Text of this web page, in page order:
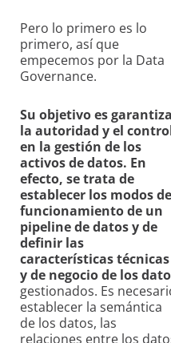
Pero lo primero es lo
primero, así que
empecemos por la Data
Governance.
Su objetivo es
la autoridad y el
en la gestión de los
activos de datos. En
efecto, se trata de
establecer los modos de
funcionamiento de un
pipeline de datos y de
definir las
características técnicas
y de negocio de los
gestionados. Es
establecer la semántica
de los datos, las
relaciones entre los